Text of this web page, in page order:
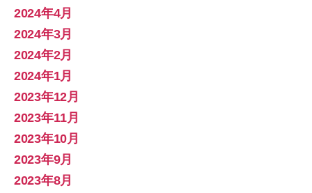
2024年4月
2024年3月
2024年2月
2024年1月
2023年12月
2023年11月
2023年10月
2023年9月
2023年8月